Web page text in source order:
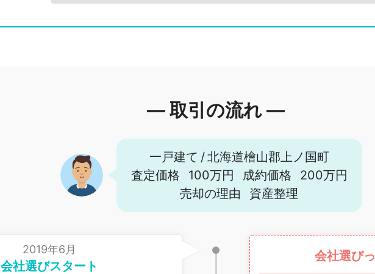
― 取引の流れ ―
一戸建て /北海道檜山郡上ノ国町
査定価格
100万円 成約価格
200万円
売却の理由
資産整理
2019年6月
会社選びスタート
会社選び